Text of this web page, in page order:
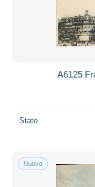
A6125
Stato
Nuovo